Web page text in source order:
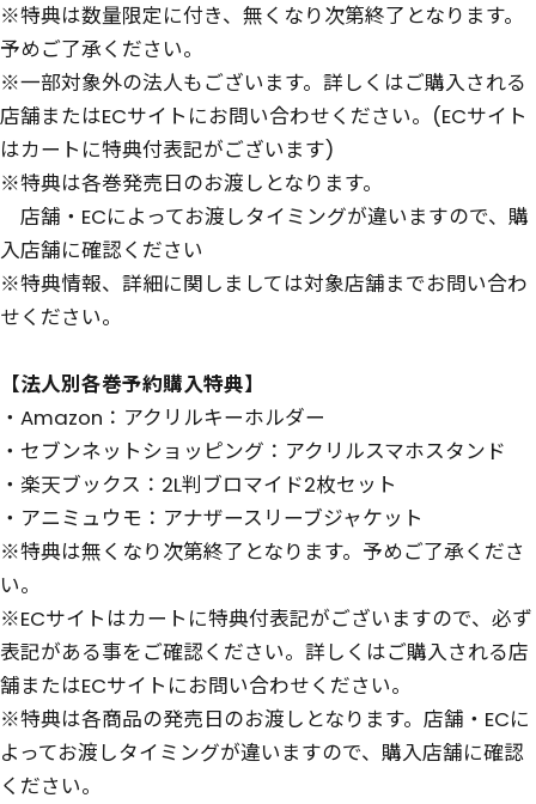
※特典は数量限定に付き、無くなり次第終了となります。
予めご了承ください。
※一部対象外の法人もございます。詳しくはご購入される
店舗またはECサイトにお問い合わせください。(ECサイト
はカートに特典付表記がございます)
※特典は各巻発売日のお渡しとなります。
店舗・ECによってお渡しタイミングが違いますので、購
入店舗に確認ください
※特典情報、詳細に関しましては対象店舗までお問い合わ
せください。
【法人別各巻予約購入特典】
・Amazon：アクリルキーホルダー
・セブンネットショッピング：アクリルスマホスタンド
・楽天ブックス：2L判ブロマイド2枚セット
・アニミュウモ：アナザースリーブジャケット
※特典は無くなり次第終了となります。予めご了承くださ
い。
※ECサイトはカートに特典付表記がございますので、必ず
表記がある事をご確認ください。詳しくはご購入される店
舗またはECサイトにお問い合わせください。
※特典は各商品の発売日のお渡しとなります。店舗・ECに
よってお渡しタイミングが違いますので、購入店舗に確認
ください。